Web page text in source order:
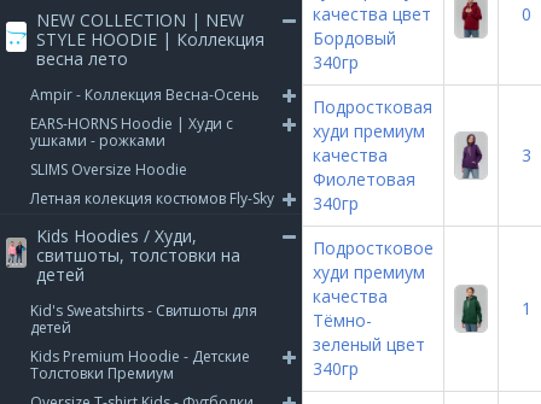
NEW COLLECTION | NEW
STYLE HOODIE | Коллекция
весна лето
Ampir - Коллекция Весна-Осень
EARS-HORNS Hoodie | Худи с
ушками - рожками
SLIMS Oversize Hoodie
Летная колекция костюмов Fly-Sky
Kids Hoodies / Худи,
свитшоты, толстовки на
детей
Kid's Sweatshirts - Свитшоты для
детей
Kids Premium Hoodie - Детские
Толстовки Премиум
качества цвет
Бордовый
340гр
0
Подростковая
худи премиум
качества
Фиолетовая
340гр
3
Подростковое
худи премиум
качества
Тёмно-
зеленый цвет
340гр
1